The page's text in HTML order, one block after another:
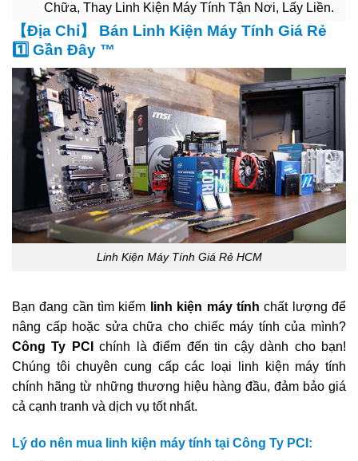
Chữa, Thay Linh Kiện Máy Tính Tận Nơi, Lấy Liền.
【Địa Chỉ】 Bán Linh Kiện Máy Tính Giá Rẻ
1️⃣ Gần Đây ™
Linh Kiện Máy Tính Giá Rẻ HCM
Bạn đang cần tìm kiếm linh kiện máy tính chất lượng để
nâng cấp hoặc sửa chữa cho chiếc máy tính của mình?
Công Ty PCI
chính là điểm đến tin cậy dành cho bạn!
Chúng tôi chuyên cung cấp các loại linh kiện máy tính
chính hãng từ những thương hiệu hàng đầu, đảm bảo giá
cả cạnh tranh và dịch vụ tốt nhất.
Lý do nên mua linh kiện máy tính tại Công Ty PCI: